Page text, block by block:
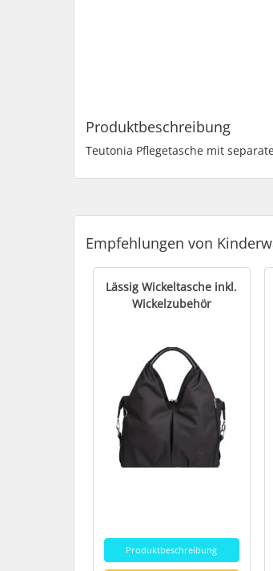
Produktbeschreibung
Teutonia Pflegetasche mit
Empfehlungen von
Lässig Wickeltasche inkl.
Wickelzubehör
Produktbeschreibung